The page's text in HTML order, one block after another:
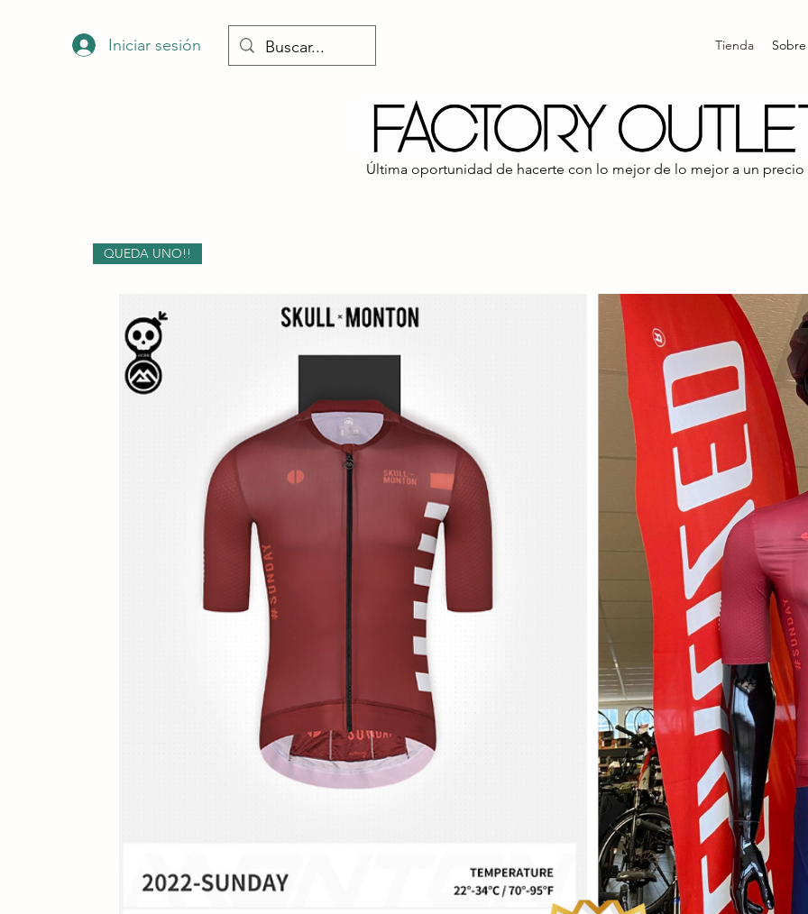
Iniciar sesión Tienda
​Última oportunidad de hacerte con lo mejor de lo mejor a un precio
QUEDA UNO!!